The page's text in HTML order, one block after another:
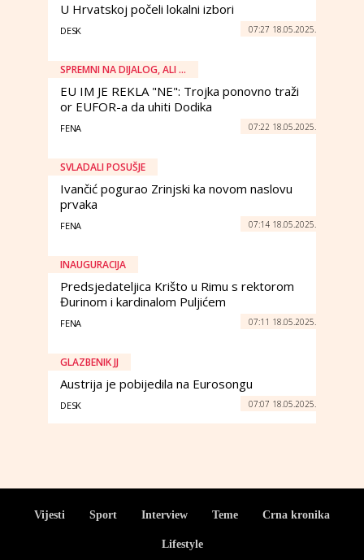
U Hrvatskoj počeli lokalni izbori
DESK 07:27 18.05.2025.
SPREMNI NA DIJALOG, ALI ...
EU IM JE REKLA "NE": Trojka ponovno traži
or EUFOR-a da uhiti Dodika
FENA 07:22 18.05.2025.
SVLADALI POSUŠJE
Ivančić pogurao Zrinjski ka novom naslovu
prvaka
FENA 07:14 18.05.2025.
INAUGURACIJA
Predsjedateljica Krišto u Rimu s rektorom
Đurinom i kardinalom Puljićem
FENA 07:11 18.05.2025.
GLAZBENIK JJ
Austrija je pobijedila na Eurosongu
DESK 07:07 18.05.2025.
Vijesti Sport Interview Teme Crna kronika
Lifestyle